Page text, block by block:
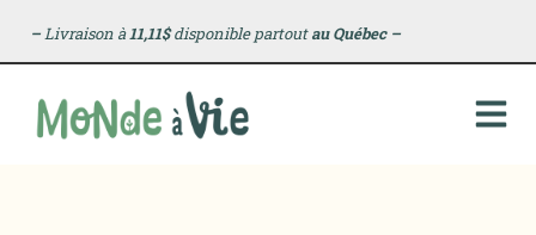
–Livraison à11,11$disponible partoutau Québec –